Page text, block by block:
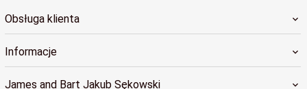
Obsługa klienta
Informacje
James and Bart Jakub Sękowski